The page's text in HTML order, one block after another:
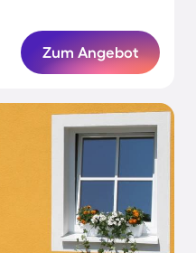
Zum Angebot